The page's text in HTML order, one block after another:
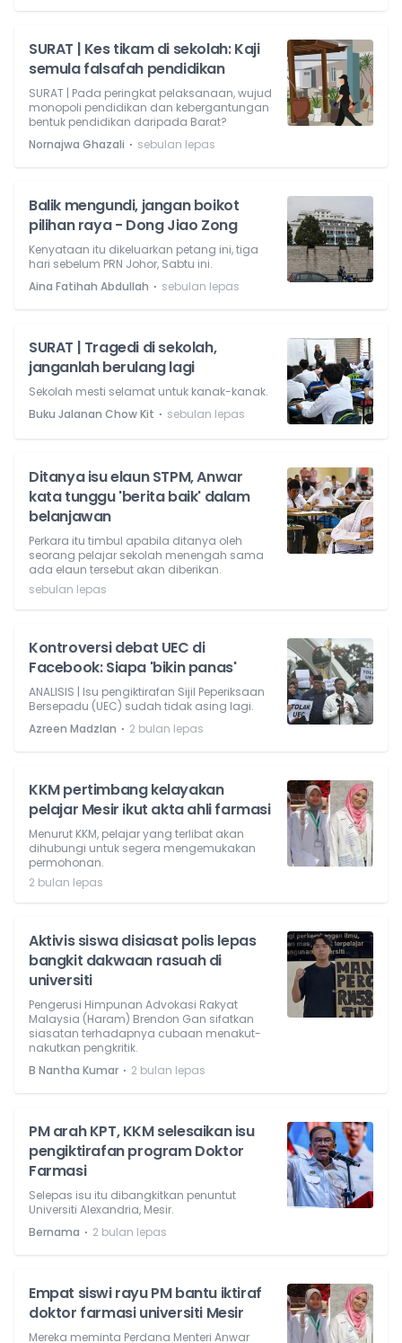
SURAT | Kes tikam di sekolah: Kaji
semula falsafah pendidikan
SURAT | Pada peringkat pelaksanaan, wujud
monopoli pendidikan dan kebergantungan
bentuk pendidikan daripada Barat?
Nornajwa Ghazali ⋅ sebulan lepas
Balik mengundi, jangan boikot
pilihan raya - Dong Jiao Zong
Kenyataan itu dikeluarkan petang ini, tiga
hari sebelum PRN Johor, Sabtu ini.
Aina Fatihah Abdullah ⋅ sebulan lepas
SURAT | Tragedi di sekolah,
janganlah berulang lagi
Sekolah mesti selamat untuk kanak-kanak.
Buku Jalanan Chow Kit ⋅ sebulan lepas
Ditanya isu elaun STPM, Anwar
kata tunggu 'berita baik' dalam
belanjawan
Perkara itu timbul apabila ditanya oleh
seorang pelajar sekolah menengah sama
ada elaun tersebut akan diberikan.
sebulan lepas
Kontroversi debat UEC di
Facebook: Siapa 'bikin panas'
ANALISIS | Isu pengiktirafan Sijil Peperiksaan
Bersepadu (UEC) sudah tidak asing lagi.
Azreen Madzlan ⋅ 2 bulan lepas
KKM pertimbang kelayakan
pelajar Mesir ikut akta ahli farmasi
Menurut KKM, pelajar yang terlibat akan
dihubungi untuk segera mengemukakan
permohonan.
2 bulan lepas
Aktivis siswa disiasat polis lepas
bangkit dakwaan rasuah di
universiti
Pengerusi Himpunan Advokasi Rakyat
Malaysia (Haram) Brendon Gan sifatkan
siasatan terhadapnya cubaan menakut-
nakutkan pengkritik.
B Nantha Kumar ⋅ 2 bulan lepas
PM arah KPT, KKM selesaikan isu
pengiktirafan program Doktor
Farmasi
Selepas isu itu dibangkitkan penuntut
Universiti Alexandria, Mesir.
Bernama ⋅ 2 bulan lepas
Empat siswi rayu PM bantu iktiraf
doktor farmasi universiti Mesir
Mereka meminta Perdana Menteri Anwar